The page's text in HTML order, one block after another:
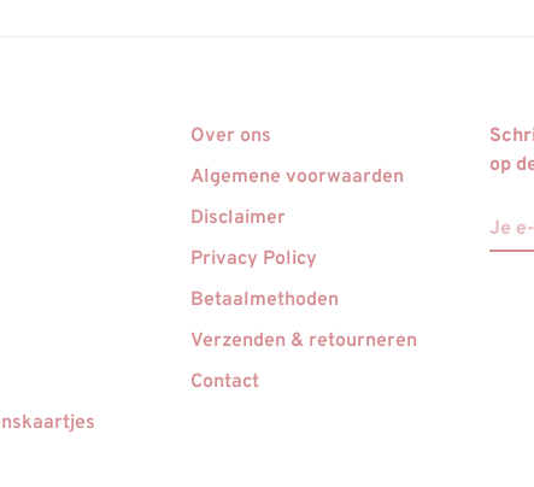
Over ons
Algemene voorwaarden
Disclaimer
Privacy Policy
Betaalmethoden
Verzenden & retourneren
Contact
op